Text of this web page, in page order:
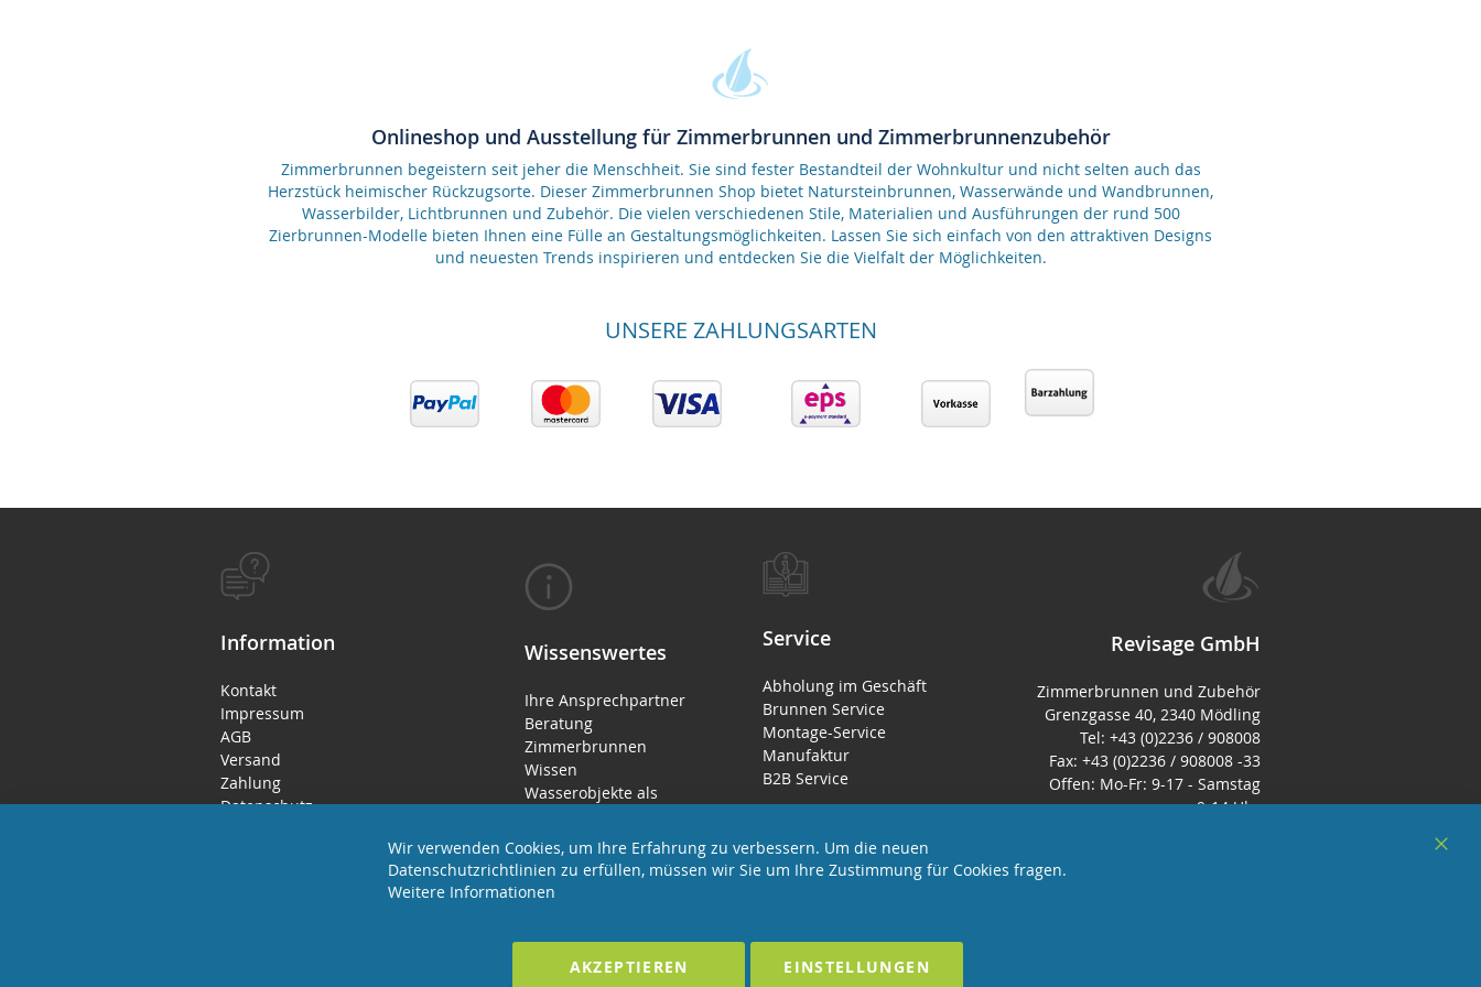
Onlineshop und Ausstellung für Zimmerbrunnen und Zimmerbrunnenzubehör
Zimmerbrunnen begeistern seit jeher die Menschheit. Sie sind fester Bestandteil der Wohnkultur und nicht selten auch das
Herzstück heimischer Rückzugsorte. Dieser Zimmerbrunnen Shop bietet Natursteinbrunnen, Wasserwände und Wandbrunnen,
Wasserbilder, Lichtbrunnen und Zubehör. Die vielen verschiedenen Stile, Materialien und Ausführungen der rund 500
Zierbrunnen-Modelle bieten Ihnen eine Fülle an Gestaltungsmöglichkeiten. Lassen Sie sich einfach von den attraktiven Designs
und neuesten Trends inspirieren und entdecken Sie die Vielfalt der Möglichkeiten.
UNSERE ZAHLUNGSARTEN
Information
Kontakt
Impressum
AGB
Versand
Zahlung
Datenschutz
Wissenswertes
Ihre Ansprechpartner
Beratung
Zimmerbrunnen
Wissen
Wasserobjekte als
Service
Abholung im Geschäft
Brunnen Service
Montage-Service
Manufaktur
B2B Service
Revisage GmbH
Zimmerbrunnen und Zubehör
Grenzgasse 40, 2340 Mödling
Tel: +43 (0)2236 / 908008
Fax: +43 (0)2236 / 908008 -33
Offen: Mo-Fr: 9-17 - Samstag
9-14 Uhr
Wir verwenden Cookies, um Ihre Erfahrung zu verbessern. Um die neuen
Datenschutzrichtlinien zu erfüllen, müssen wir Sie um Ihre Zustimmung für Cookies fragen.
Weitere Informationen
AKZEPTIEREN EINSTELLUNGEN